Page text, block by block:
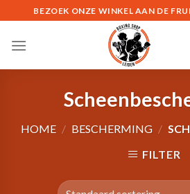
to
content
BEZOEK ONZE WINKEL AAN DE
HOME / BESCHERMING /
FILTER